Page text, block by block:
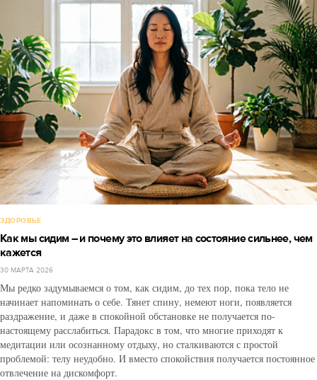
ЗДОРОВЬЕ
Как мы сидим – и почему это влияет на состояние сильнее, чем
кажется
30 МАРТА 2026
Мы редко задумываемся о том, как сидим, до тех пор, пока тело не
начинает напоминать о себе. Тянет спину, немеют ноги, появляется
раздражение, и даже в спокойной обстановке не получается по-
настоящему расслабиться. Парадокс в том, что многие приходят к
медитации или осознанному отдыху, но сталкиваются с простой
проблемой: телу неудобно. И вместо спокойствия получается постоянное
отвлечение на дискомфорт.